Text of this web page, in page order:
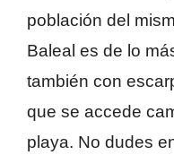
población del
Baleal es de lo
también con
que se accede
playa. No dudes